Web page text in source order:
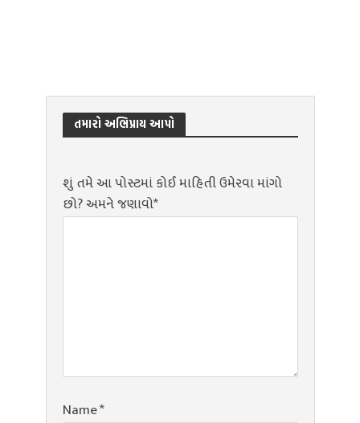
તમારો અભિપ્રાય આપો
શું તમે આ પોસ્ટમાં કોઈ માહિતી ઉમેરવા માંગો
છો? અમને જણાવો*
Name*